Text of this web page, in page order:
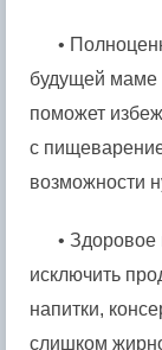
•
будущей маме
поможет
с
возможности
•
исключить
напитки,
слишком